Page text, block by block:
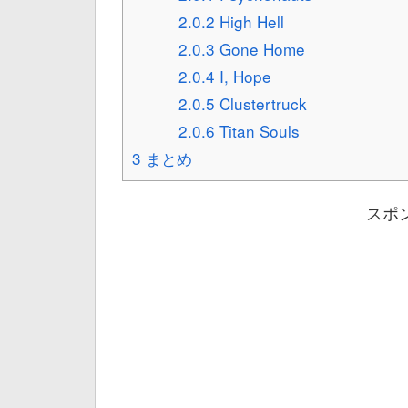
2.0.2 High Hell
2.0.3 Gone Home
2.0.4 I, Hope
2.0.5 Clustertruck
2.0.6 Titan Souls
3 まとめ
スポ